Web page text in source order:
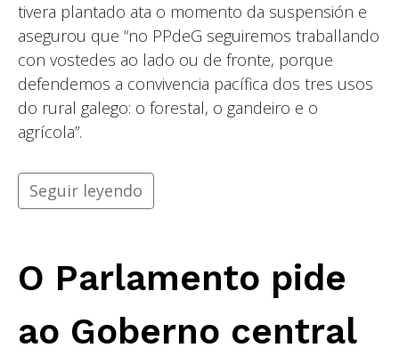
tivera plantado ata o momento da suspensión e
asegurou que “no PPdeG seguiremos traballando
con vostedes ao lado ou de fronte, porque
defendemos a convivencia pacífica dos tres usos
do rural galego: o forestal, o gandeiro e o
agrícola”.
Seguir leyendo
O Parlamento pide
ao Goberno central